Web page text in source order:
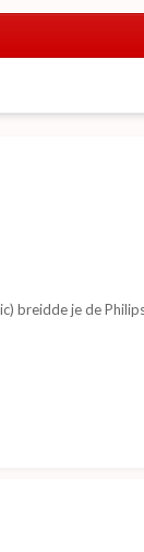
breidde je de